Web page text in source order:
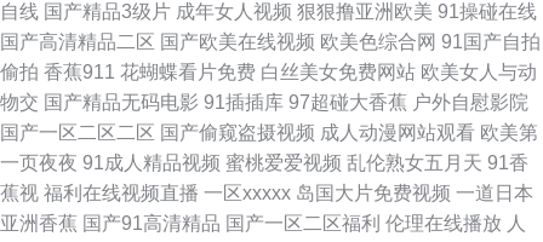
99人妻 久久福利资源站 夜竞久久香蕉网 91在线视频观看 蜜桃成人免费网站
影音AV先锋色库 97在线超碰久热 免费色片 伊人AV影视 91素人约啪系列 男
人天堂色91N 91cn入口 av黑料在线 亚洲伊人大香蕉 97福利免费视频 精品
国自产无码视频 婷婷久久性爱精品 91蜜桃伊人在线播放 国产操小浪穴AV片
自线 国产精品3级片 成年女人视频 狠狠撸亚洲欧美 91操碰在线
国产高清精品二区 国产欧美在线视频 欧美色综合网 91国产自拍
偷拍 香蕉911 花蝴蝶看片免费 白丝美女免费网站 欧美女人与动
物交 国产精品无码电影 91插插库 97超碰大香蕉 户外自慰影院
国产一区二区二区 国产偷窥盗摄视频 成人动漫网站观看 欧美第
一页夜夜 91成人精品视频 蜜桃爱爱视频 乱伦熟女五月天 91香
蕉视 福利在线视频直播 一区xxxxx 岛国大片免费视频 一道日本
亚洲香蕉 国产91高清精品 国产一区二区福利 伦理在线播放 人